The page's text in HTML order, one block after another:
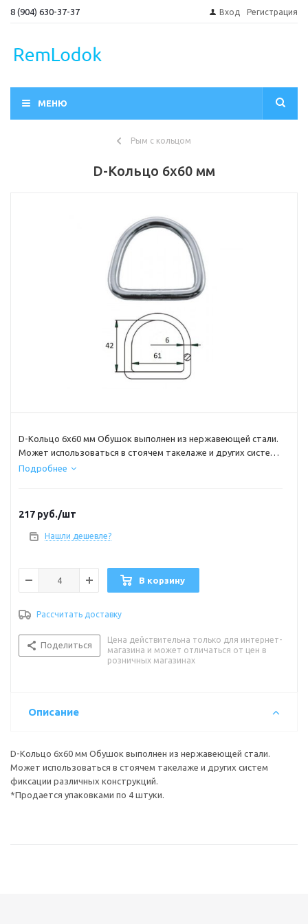
8 (904) 630-37-37 Вход Регистрация
МЕНЮ
Рым с кольцом
D-Кольцо 6х60 мм
D-Кольцо 6х60 мм Обушок выполнен из нержавеющей стали.
Может использоваться в стоячем такелаже и других систем
фиксации различных конструкций.
Подробнее
217 руб./шт
Нашли дешевле?
В корзину
Рассчитать доставку
Поделиться
Цена действительна только для интернет-
магазина и может отличаться от цен в
розничных магазинах
Описание
D-Кольцо 6х60 мм Обушок выполнен из нержавеющей стали.
Может использоваться в стоячем такелаже и других систем
фиксации различных конструкций.
*Продается упаковками по 4 штуки.